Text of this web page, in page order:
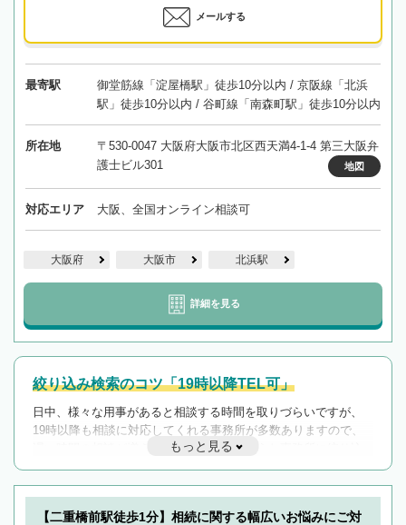
メールする
最寄駅
御堂筋線「淀屋橋駅」徒歩10分以内 / 京阪線「北浜
駅」徒歩10分以内 / 谷町線「南森町駅」徒歩10分以内
所在地
〒530-0047 大阪府大阪市北区西天満4-1-4 第三大阪弁
護士ビル301
地図
対応エリア 大阪、全国オンライン相談可
大阪府 大阪市 北浜駅
詳細を見る
絞り込み検索のコツ「19時以降TEL可」
日中、様々な用事があると相談する時間を取りづらいですが、
19時以降も相談に対応してくれる事務所が多数ありますので、
遅い時間の相談が増えそうな場合はそのような事務所に絞り込
んで検索してみましょう。
19時以降TEL可の条件
を加えて再検索
もっと見る
【二重橋前駅徒歩1分】相続に関する幅広いお悩みにご対